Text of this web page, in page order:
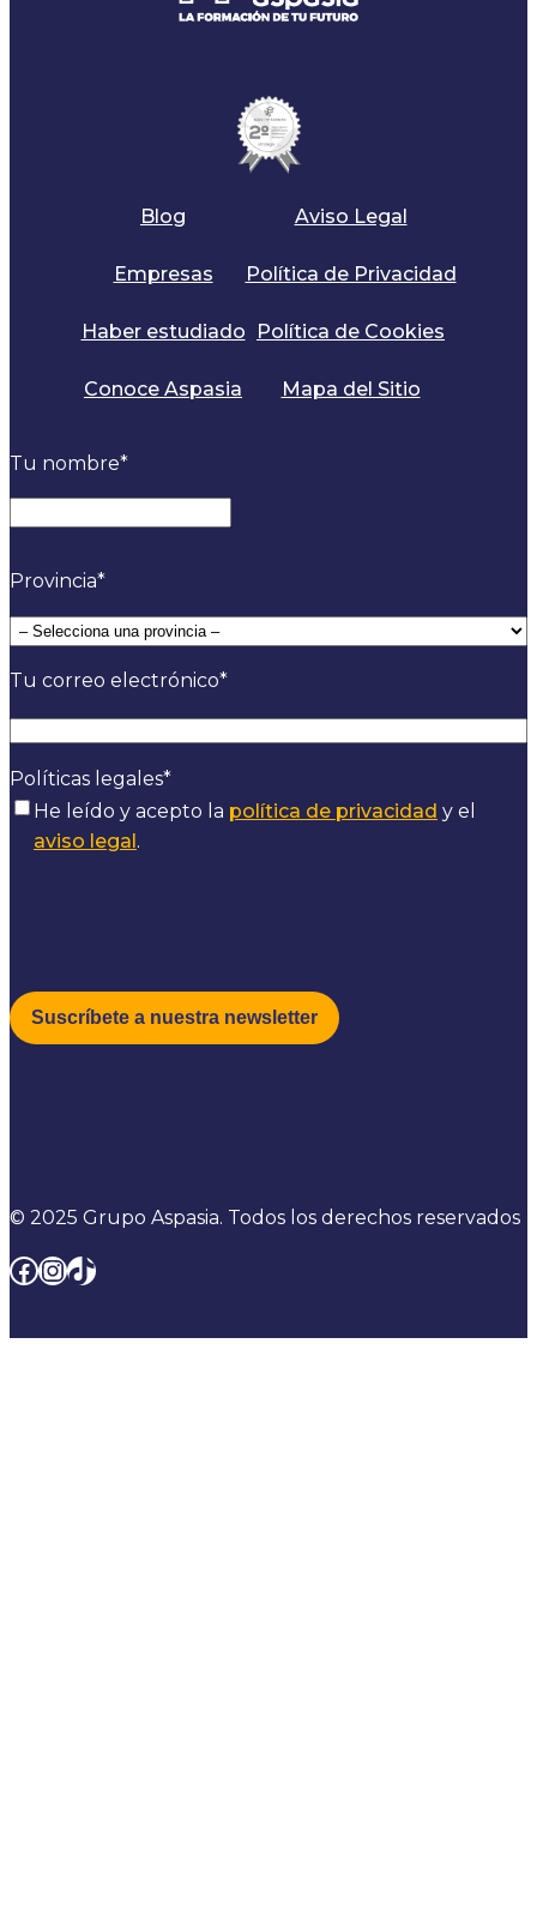
Blog
Empresas
Haber estudiado
Conoce Aspasia
Aviso Legal
Política de Privacidad
Política de Cookies
Mapa del Sitio
Tu nombre*
Provincia*
Tu correo electrónico*
Políticas legales*
He leído y acepto la política de privacidad y el
aviso legal .
© 2025 Grupo Aspasia. Todos los derechos reservados